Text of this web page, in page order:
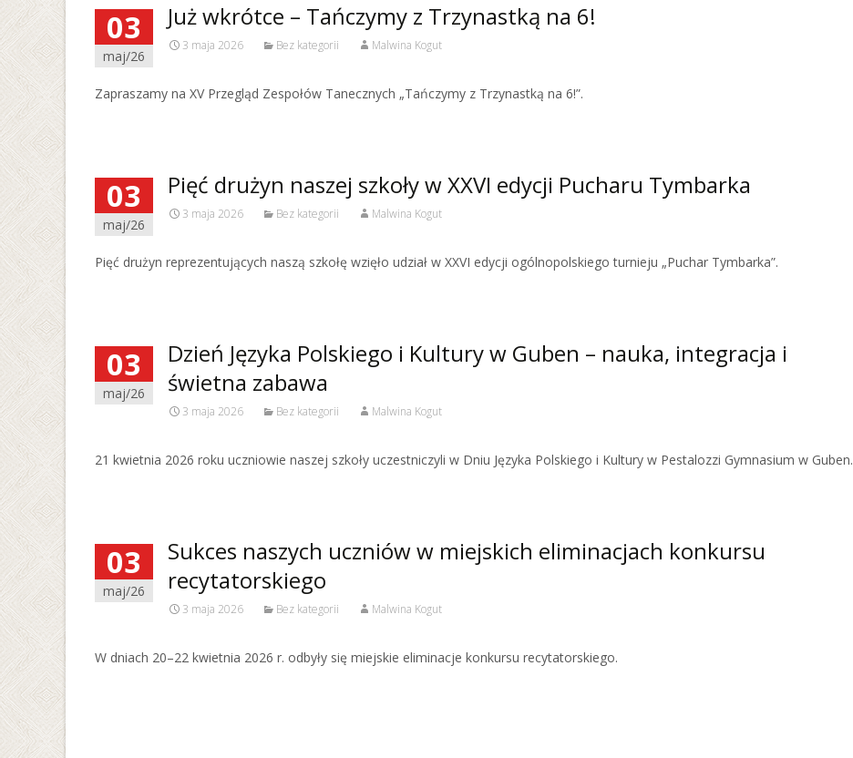
03
maj/26
Już wkrótce – Tańczymy z Trzynastką na 6!
3 maja 2026 Bez kategorii Malwina Kogut
Zapraszamy na XV Przegląd Zespołów Tanecznych „Tańczymy z Trzynastką na 6!”.
03
maj/26
Pięć drużyn naszej szkoły w XXVI edycji Pucharu Tymbarka
3 maja 2026 Bez kategorii Malwina Kogut
Pięć drużyn reprezentujących naszą szkołę wzięło udział w XXVI edycji ogólnopolskiego turnieju „Puchar Tymbarka”.
03
maj/26
Dzień Języka Polskiego i Kultury w Guben – nauka, integracja i
świetna zabawa
3 maja 2026 Bez kategorii Malwina Kogut
21 kwietnia 2026 roku uczniowie naszej szkoły uczestniczyli w Dniu Języka Polskiego i Kultury w Pestalozzi Gymnasium w Guben.
03
maj/26
Sukces naszych uczniów w miejskich eliminacjach konkursu
recytatorskiego
3 maja 2026 Bez kategorii Malwina Kogut
W dniach 20–22 kwietnia 2026 r. odbyły się miejskie eliminacje konkursu recytatorskiego.